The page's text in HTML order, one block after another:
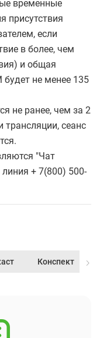
временные
присутствия
если
в более, чем
и общая
не менее 135
не ранее, чем за 2
сеанс
"Чат
+ 7(800) 500-
Конспект